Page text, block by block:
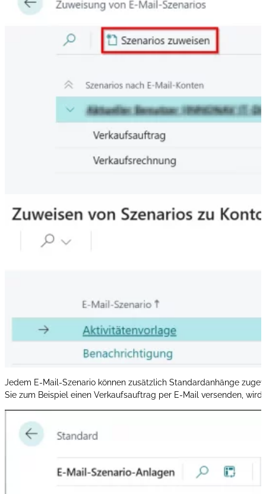
Jedem E-Mail-Szenario können zusätzlich Standardanhänge
Sie zum Beispiel einen Verkaufsauftrag per E-Mail versenden,